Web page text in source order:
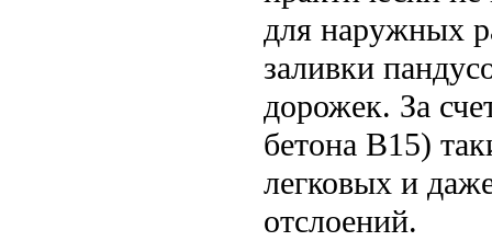
для наружных
заливки
дорожек. За
бетона B15)
легковых и
отслоений.